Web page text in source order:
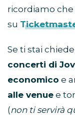
ricordiamo
su
Se ti stai
concerti di
economico e
alle venue e
(non ti servirà